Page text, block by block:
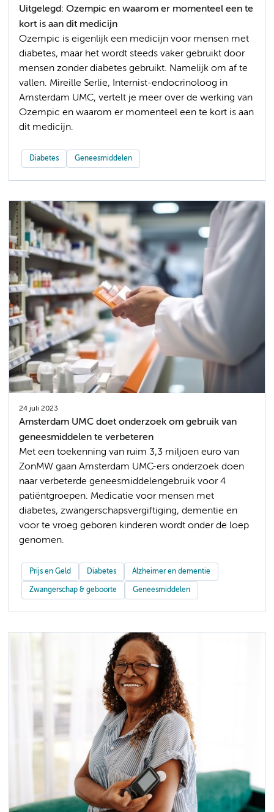
Uitgelegd: Ozempic en waarom er momenteel een te
kort is aan dit medicijn
Ozempic is eigenlijk een medicijn voor mensen met
diabetes, maar het wordt steeds vaker gebruikt door
mensen zonder diabetes gebruikt. Namelijk om af te
vallen. Mireille Serlie, Internist-endocrinoloog in
Amsterdam UMC, vertelt je meer over de werking van
Ozempic en waarom er momenteel een te kort is aan
dit medicijn.
Diabetes Geneesmiddelen
24 juli 2023
Amsterdam UMC doet onderzoek om gebruik van
geneesmiddelen te verbeteren
Met een toekenning van ruim 3,3 miljoen euro van
ZonMW gaan Amsterdam UMC-ers onderzoek doen
naar verbeterde geneesmiddelengebruik voor 4
patiëntgroepen. Medicatie voor mensen met
diabetes, zwangerschapsvergiftiging, dementie en
voor te vroeg geboren kinderen wordt onder de loep
genomen.
Prijs en Geld Diabetes Alzheimer en dementie
Zwangerschap & geboorte Geneesmiddelen